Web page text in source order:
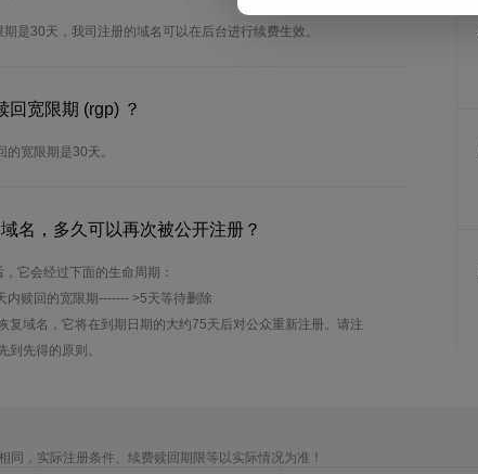
是30天，我司注册的域名可以在后台进行续费生效。
回宽限期 (rgp) ？
宽限期是30天。
名，多久可以再次被公开注册？
它会经过下面的生命周期：
内赎回的宽限期------- >5天等待删除
复域名，它将在到期日期的大约75天后对公众重新注册。请注
到先得的原则。
同，实际注册条件、续费赎回期限等以实际情况为准！